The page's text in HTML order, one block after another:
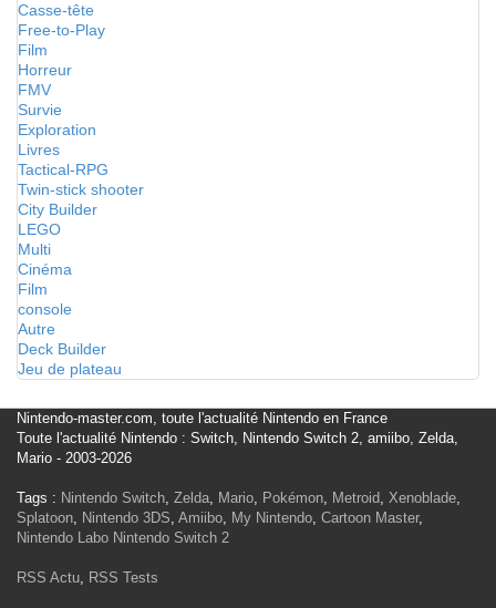
Casse-tête
Free-to-Play
Film
Horreur
FMV
Survie
Exploration
Livres
Tactical-RPG
Twin-stick shooter
City Builder
LEGO
Multi
Cinéma
Film
console
Autre
Deck Builder
Jeu de plateau
Nintendo-master.com, toute l'actualité Nintendo en France
Toute l'actualité Nintendo : Switch, Nintendo Switch 2, amiibo, Zelda,
Mario - 2003-2026
Tags : Nintendo Switch, Zelda, Mario, Pokémon, Metroid, Xenoblade,
Splatoon, Nintendo 3DS, Amiibo, My Nintendo, Cartoon Master,
Nintendo Labo Nintendo Switch 2
RSS Actu, RSS Tests